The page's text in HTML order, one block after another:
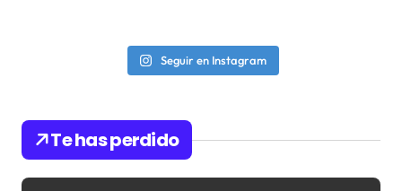
Seguir en Instagram
Te has perdido